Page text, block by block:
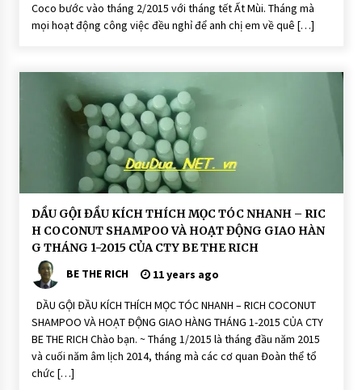
Coco bước vào tháng 2/2015 với tháng tết Ất Mùi. Tháng mà
mọi hoạt động công việc đều nghỉ để anh chị em về quê […]
D
u
G
Đ
ầ
u
D
ư
ỡ
n
g
T
ó
DẦU GỘI ĐẦU KÍCH THÍCH MỌC TÓC NHANH – RIC
H COCONUT SHAMPOO VÀ HOẠT ĐỘNG GIAO HÀN
G THÁNG 1-2015 CỦA CTY BE THE RICH
BE THE RICH
11 years ago
DẦU GỘI ĐẦU KÍCH THÍCH MỌC TÓC NHANH – RICH COCONUT
SHAMPOO VÀ HOẠT ĐỘNG GIAO HÀNG THÁNG 1-2015 CỦA CTY
BE THE RICH Chào bạn. ~ Tháng 1/2015 là tháng đầu năm 2015
và cuối năm âm lịch 2014, tháng mà các cơ quan Đoàn thể tổ
chức […]